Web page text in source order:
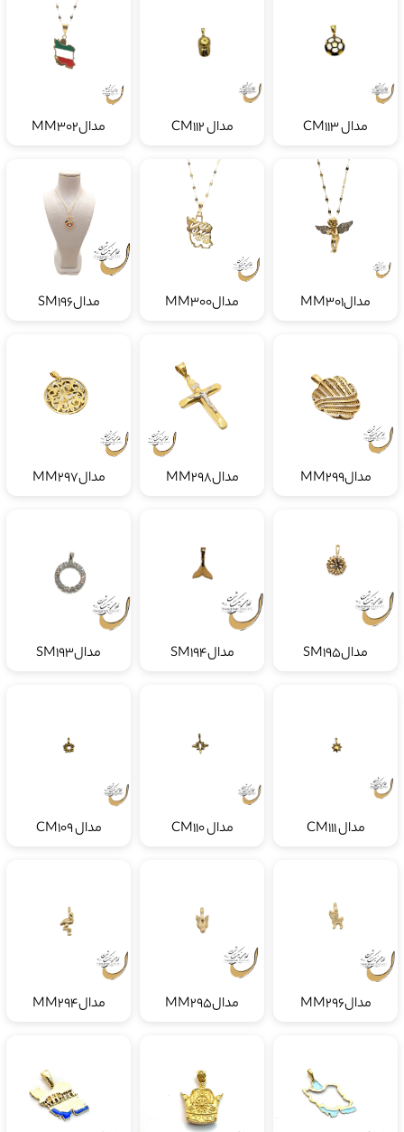
مدالMM302
مدالMM300 مدالSM196
مدالMM299 مدالMM297
مدالSM195 مدالSM194 مدالSM193
مدالMM296 مدالMM295 مدالMM294